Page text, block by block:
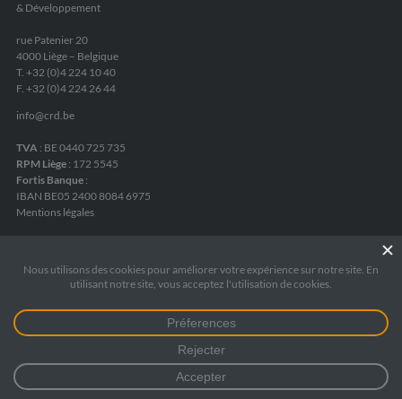
& Développement
rue Patenier 20
4000 Liège – Belgique
T. +32 (0)4 224 10 40
F. +32 (0)4 224 26 44
info@crd.be
TVA : BE 0440 725 735
RPM Liège : 172 5545
Fortis Banque :
IBAN BE05 2400 8084 6975
Mentions légales